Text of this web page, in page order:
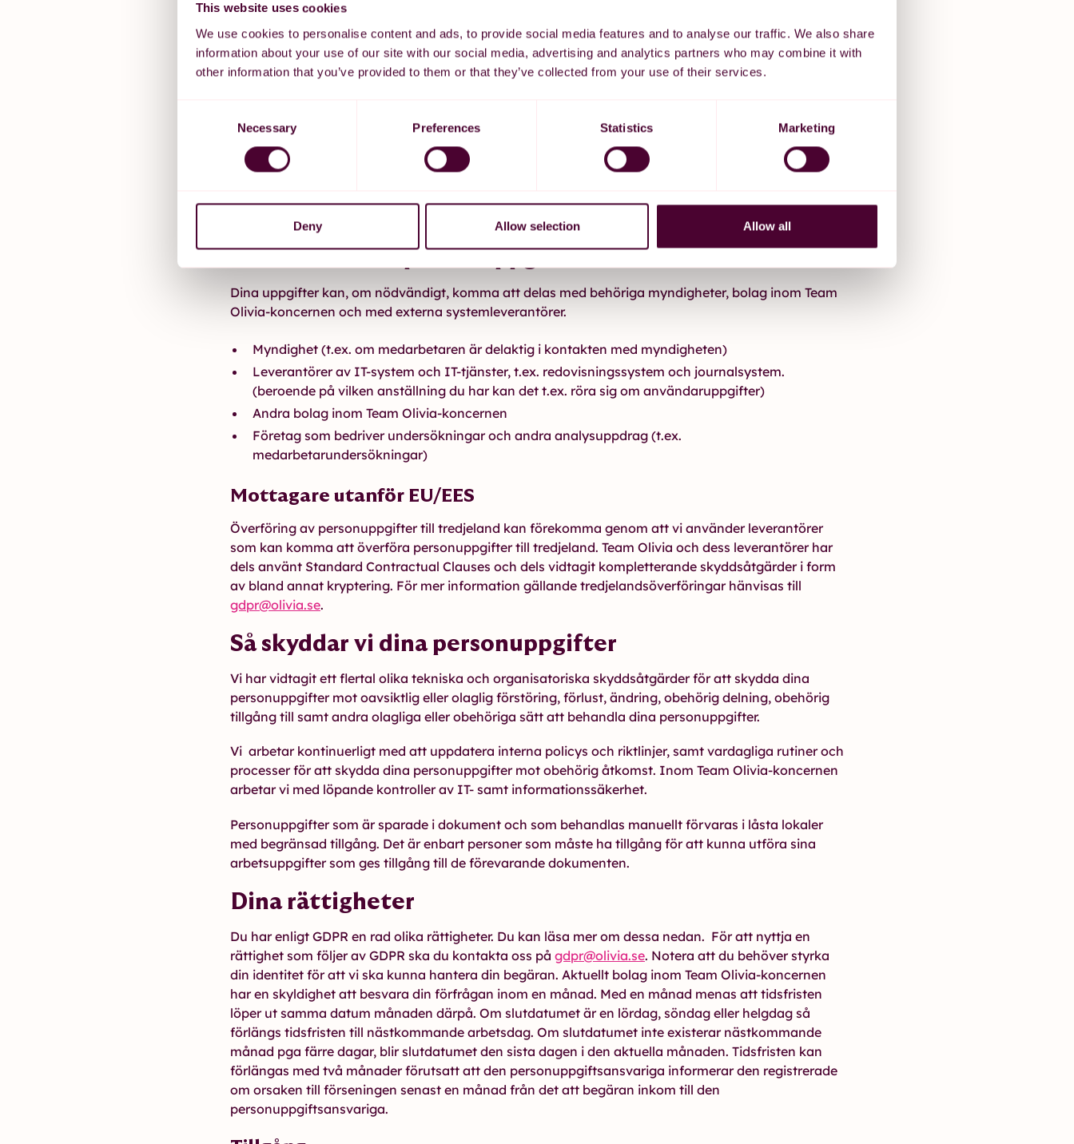
This website uses cookies
We use cookies to personalise content and ads, to provide social media features and to analyse our traffic. We also share
information about your use of our site with our social media, advertising and analytics partners who may combine it with
other information that you’ve provided to them or that they’ve collected from your use of their services.
Necessary Preferences Statistics Marketing
Deny Allow selection Allow all
fackliga förhandlingar. För behandling av sådana personuppgifter krävs särskilt lagstöd. Känsliga
personuppgifter behandlas med stöd av följande grunder:
Fullgöra skyldigheter inom arbetsrätten, behandlingen är nödvändig för att säkerställa
Social omsorg och hälso- och sjukvårdstjänster
, behandlingen är nödvändig av skäl som hör
samman med hälso- och sjukvård, behandling, social omsorg inkluderat rehabilitering och
förebyggande hälsovård.
Dina uppgifter kan, om nödvändigt, komma att delas med behöriga myndigheter, bolag inom Team
Olivia-koncernen och med externa systemleverantörer.
Myndighet (t.ex. om medarbetaren är delaktig i kontakten med myndigheten)
Leverantörer av IT-system och IT-tjänster, t.ex. redovisningssystem och journalsystem.
(beroende på vilken anställning du har kan det t.ex. röra sig om användaruppgifter)
Andra bolag inom Team Olivia-koncernen
Företag som bedriver undersökningar och andra analysuppdrag (t.ex.
medarbetarundersökningar)
Mottagare utanför EU/EES
Överföring av personuppgifter till tredjeland kan förekomma genom att vi använder leverantörer
som kan komma att överföra personuppgifter till tredjeland. Team Olivia och dess leverantörer har
dels använt Standard Contractual Clauses och dels vidtagit kompletterande skyddsåtgärder i form
av bland annat kryptering. För mer information gällande tredjelandsöverföringar hänvisas till
gdpr@olivia.se.
Så skyddar vi dina personuppgifter
Vi har vidtagit ett flertal olika tekniska och organisatoriska skyddsåtgärder för att skydda dina
personuppgifter mot oavsiktlig eller olaglig förstöring, förlust, ändring, obehörig delning, obehörig
tillgång till samt andra olagliga eller obehöriga sätt att behandla dina personuppgifter.
Vi arbetar kontinuerligt med att uppdatera interna policys och riktlinjer, samt vardagliga rutiner och
processer för att skydda dina personuppgifter mot obehörig åtkomst. Inom Team Olivia-koncernen
arbetar vi med löpande kontroller av IT- samt informationssäkerhet.
Personuppgifter som är sparade i dokument och som behandlas manuellt förvaras i låsta lokaler
med begränsad tillgång. Det är enbart personer som måste ha tillgång för att kunna utföra sina
arbetsuppgifter som ges tillgång till de förevarande dokumenten.
Dina rättigheter
Du har enligt GDPR en rad olika rättigheter. Du kan läsa mer om dessa nedan. För att nyttja en
rättighet som följer av GDPR ska du kontakta oss på gdpr@olivia.se. Notera att du behöver styrka
din identitet för att vi ska kunna hantera din begäran. Aktuellt bolag inom Team Olivia-koncernen
har en skyldighet att besvara din förfrågan inom en månad. Med en månad menas att tidsfristen
löper ut samma datum månaden därpå. Om slutdatumet är en lördag, söndag eller helgdag så
förlängs tidsfristen till nästkommande arbetsdag. Om slutdatumet inte existerar nästkommande
månad pga färre dagar, blir slutdatumet den sista dagen i den aktuella månaden. Tidsfristen kan
förlängas med två månader förutsatt att den personuppgiftsansvariga informerar den registrerade
om orsaken till förseningen senast en månad från det att begäran inkom till den
personuppgiftsansvariga.